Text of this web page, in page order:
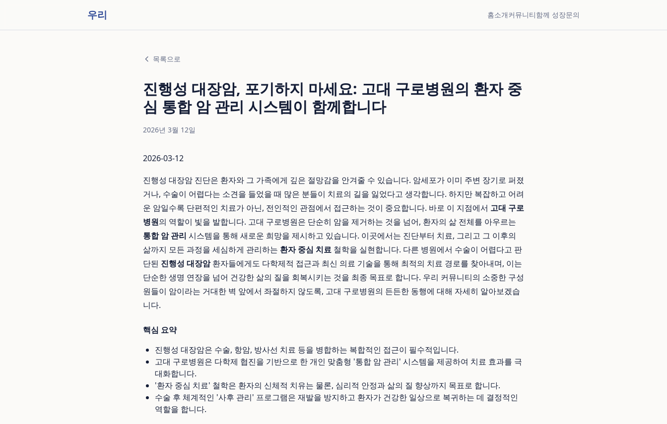
우리 홈소개커뮤니티함께 성장문의
목록으로
진행성 대장암, 포기하지 마세요: 고대 구로병원의 환자 중
심 통합 암 관리 시스템이 함께합니다
2026년 3월 12일
2026-03-12
진행성 대장암 진단은 환자와 그 가족에게 깊은 절망감을 안겨줄 수 있습니다. 암세포가 이미 주변 장기로 퍼졌
거나, 수술이 어렵다는 소견을 들었을 때 많은 분들이 치료의 길을 잃었다고 생각합니다. 하지만 복잡하고 어려
운 암일수록 단편적인 치료가 아닌, 전인적인 관점에서 접근하는 것이 중요합니다. 바로 이 지점에서 고대 구로
병원의 역할이 빛을 발합니다. 고대 구로병원은 단순히 암을 제거하는 것을 넘어, 환자의 삶 전체를 아우르는
통합 암 관리 시스템을 통해 새로운 희망을 제시하고 있습니다. 이곳에서는 진단부터 치료, 그리고 그 이후의
삶까지 모든 과정을 세심하게 관리하는 환자 중심 치료 철학을 실현합니다. 다른 병원에서 수술이 어렵다고 판
단된 진행성 대장암환자들에게도 다학제적 접근과 최신 의료 기술을 통해 최적의 치료 경로를 찾아내며, 이는
단순한 생명 연장을 넘어 건강한 삶의 질을 회복시키는 것을 최종 목표로 합니다. 우리 커뮤니티의 소중한 구성
원들이 암이라는 거대한 벽 앞에서 좌절하지 않도록, 고대 구로병원의 든든한 동행에 대해 자세히 알아보겠습
니다.
핵심 요약
진행성 대장암은 수술, 항암, 방사선 치료 등을 병합하는 복합적인 접근이 필수적입니다.
고대 구로병원은 다학제 협진을 기반으로 한 개인 맞춤형 '통합 암 관리' 시스템을 제공하여 치료 효과를 극
대화합니다.
'환자 중심 치료' 철학은 환자의 신체적 치유는 물론, 심리적 안정과 삶의 질 향상까지 목표로 합니다.
수술 후 체계적인 '사후 관리' 프로그램은 재발을 방지하고 환자가 건강한 일상으로 복귀하는 데 결정적인
역할을 합니다.